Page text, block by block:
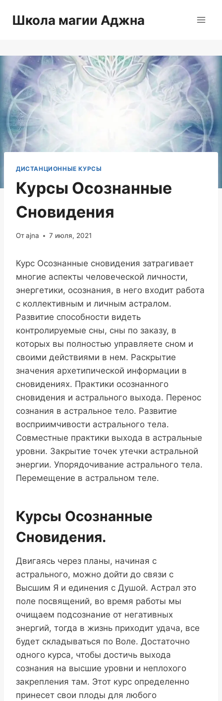
Школа магии Аджна
ДИСТАНЦИОННЫЕ КУРСЫ
Курсы Осознанные
Сновидения
Отajna 7 июля, 2021
Курс Осознанные сновидения затрагивает
многие аспекты человеческой личности,
энергетики, осознания, в него входит работа
с коллективным и личным астралом.
Развитие способности видеть
контролируемые сны, сны по заказу, в
которых вы полностью управляете сном и
своими действиями в нем. Раскрытие
значения архетипической информации в
сновидениях. Практики осознанного
сновидения и астрального выхода. Перенос
сознания в астральное тело. Развитие
восприимчивости астрального тела.
Совместные практики выхода в астральные
уровни. Закрытие точек утечки астральной
энергии. Упорядочивание астрального тела.
Перемещение в астральном теле.
Курсы Осознанные
Сновидения.
Двигаясь через планы, начиная с
астрального, можно дойти до связи с
Высшим Я и единения с Душой. Астрал это
поле посвящений, во время работы мы
очищаем подсознание от негативных
энергий, тогда в жизнь приходит удача, все
будет складываться по Воле. Достаточно
одного курса, чтобы достичь выхода
сознания на высшие уровни и неплохого
закрепления там. Этот курс определенно
принесет свои плоды для любого